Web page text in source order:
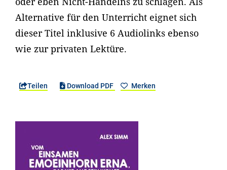
Alternative für den Unterricht eignet sich
dieser Titel inklusive 6 Audiolinks ebenso
wie zur privaten Lektüre.
Teilen Download PDF Merken